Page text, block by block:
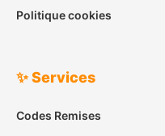
Politique cookies
✨ Services
Codes Remises